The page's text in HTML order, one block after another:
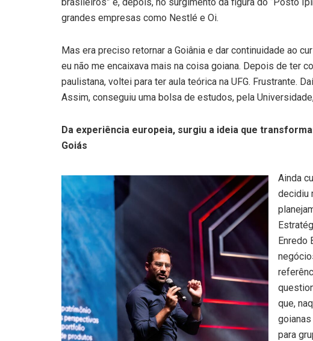
grandes empresas como Nestlé e Oi.
Mas era preciso retornar a Goiânia e dar continuidade ao
eu não me encaixava mais na coisa goiana. Depois de ter
paulistana, voltei para ter aula teórica na UFG. Frustrante.
Assim, conseguiu uma bolsa de estudos, pela
Da experiência europeia, surgiu a ideia que
Goiás
Ainda
decidiu
Enredo
que,
para